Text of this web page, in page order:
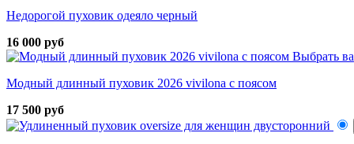
Недорогой пуховик одеяло черный
16 000 руб
Выбрать
Модный длинный пуховик 2026 vivilona с поясом
17 500 руб